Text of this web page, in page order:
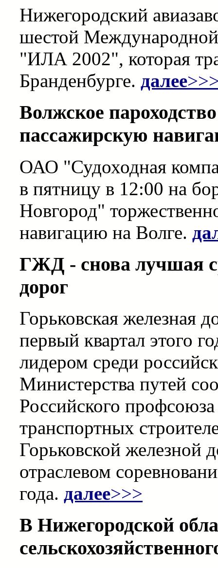
Нижегородский
шестой Международной
"ИЛА 2002", которая
Бранденбурге. далее
Волжское
пассажирскую
ОАО "Судоходная
в пятницу в 12:00 на
Новгород"
навигацию на Волге.
ГЖД - снова лучшая
дорог
Горьковская железная
первый квартал этого
лидером среди
Министерства путей
Российского
транспортных
Горьковской железной
отраслевом
года. далее>>>
В Нижегородской